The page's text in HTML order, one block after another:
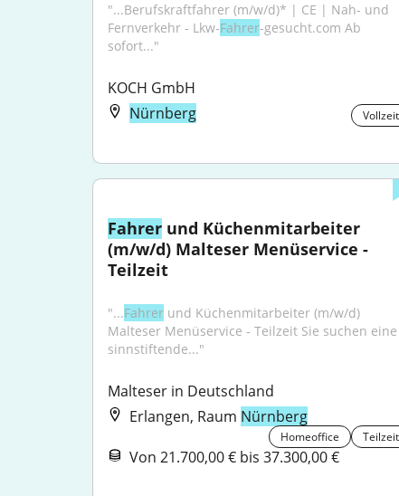
"...Berufskraftfahrer (m/w/d)* | CE | Nah- und
Fernverkehr - Lkw-Fahrer-gesucht.com Ab
sofort..."
KOCH GmbH
Nürnberg
Vollzeit
Fahrer und Küchenmitarbeiter
(m/w/d) Malteser Menüservice -
Teilzeit
"...Fahrer und Küchenmitarbeiter (m/w/d)
Malteser Menüservice - Teilzeit Sie suchen eine
sinnstiftende..."
Malteser in Deutschland
Erlangen, Raum Nürnberg
Homeoffice Teilzeit
Von 21.700,00 € bis 37.300,00 €